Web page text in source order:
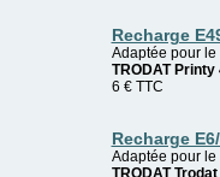
Recharge
Adaptée pour le
TRODAT Printy
6 €TTC
Recharge
Adaptée pour le
TRODAT